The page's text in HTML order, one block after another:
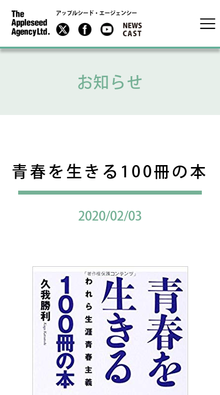
アップルシード・エージェンシー
お知らせ
青春を生きる100冊の本
2020/02/03